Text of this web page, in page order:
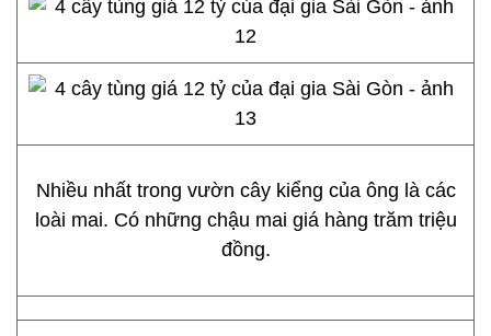
Nhiều nhất trong vườn cây kiểng của ông là các
loài mai. Có những chậu mai giá hàng trăm triệu
đồng.